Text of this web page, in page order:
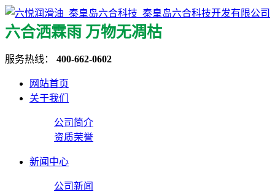
六合洒霖雨 万物无凋枯
服务热线： 400-662-0602
网站首页
关于我们
公司简介
资质荣誉
新闻中心
公司新闻